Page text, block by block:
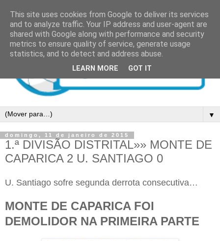
▼
domingo, 11 de janeiro de 2015
1.ª DIVISÃO DISTRITAL»» MONTE DE
CAPARICA 2 U. SANTIAGO 0
U. Santiago sofre segunda derrota consecutiva…
MONTE DE CAPARICA FOI
DEMOLIDOR NA PRIMEIRA PARTE
This site uses cookies from Google to deliver its services
and to analyze traffic. Your IP address and user-agent are
shared with Google along with performance and security
metrics to ensure quality of service, generate usage
statistics, and to detect and address abuse.
LEARN MORE GOT IT